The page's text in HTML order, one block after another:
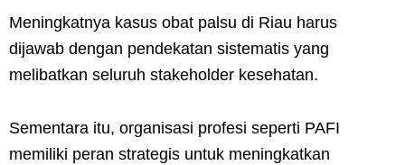
Meningkatnya kasus obat palsu di Riau harus
dijawab dengan pendekatan sistematis yang
melibatkan seluruh stakeholder kesehatan.
Sementara itu, organisasi profesi seperti PAFI
memiliki peran strategis untuk meningkatkan